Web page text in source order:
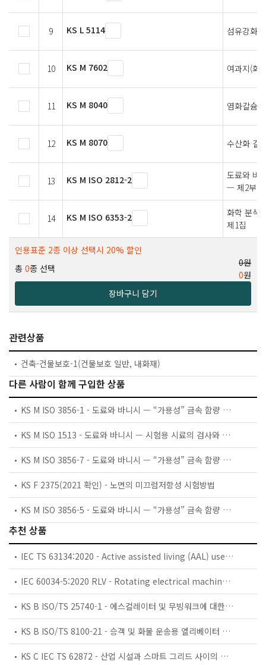
9 KS L 5114 섬유강화
10 KS M 7602 여과지(화
11 KS M 8040 염화칼슘(
12 KS M 8070 수산화 칼
13 KS M ISO 2812-2
도료와 바
— 제2부:
14 KS M ISO 6353-2
화학 분석
제1집
인용표준 2종 이상 선택시 20% 할인
총 0종 선택
0원
0원
장바구니 담기
관련상품
건축-건물보호-1(건물보호 일반, 내화재)
다른 사람이 함께 구입한 상품
KS M ISO 3856-1 - 도료와 바니시 — “가용성” 금속 함량 측정 — 제1부: 납 함량 측정방법 — 불꽃 원자 흡수 분광법과 디티존 분광 광도법
KS M ISO 1513 - 도료와 바니시 — 시험용 시료의 검사와 제조 방법
KS M ISO 3856-7 - 도료와 바니시 — “가용성” 금속 함량 측정 — 제7부: 도료 중 안료분과 수용성 도료 중 액상분의 수은 함량 측정방법 — 비불꽃 원자 흡수 분광법
KS F 2375(2021 확인) - 노면의 미끄럼저항성 시험방법
KS M ISO 3856-5 - 도료와 바니시 — “가용성” 금속 함량 측정 — 제5부: 액상 도료의 안료부분이나 분체 도료의 6가 크로뮴 함량 측정방법 — 다이페닐 카바자이드 분광 광도법
추천 상품
IEC TS 63134:2020 - Active assisted living (AAL) use cases
IEC 60034-5:2020 RLV - Rotating electrical machines - Part 5: Degrees of protection provided by the integral design of rotating electrical machines (IP code) - Classification
KS B ISO/TS 25740-1 - 에스컬레이터 및 무빙워크에 대한 안전요건 — 제1부: 세계공통 필수 안전요건(GESRs)
KS B ISO/TS 8100-21 - 승객 및 화물 운송용 엘리베이터 —제21부: 세계공통 필수안전요건(GESRs)을 충족하는 세계공통 안전 파라미터(GSPs)
KS C IEC TS 62872 - 산업 시설과 스마트 그리드 사이의 산업 공정 측정, 제어 및 자동화 시스템 인터페이스